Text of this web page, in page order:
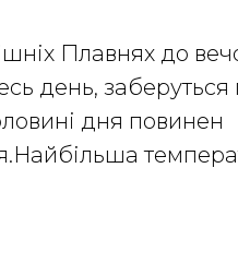
Плавнях до
день, заберуться
дня повинен